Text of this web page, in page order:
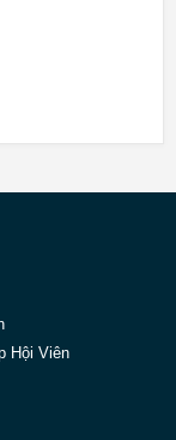
Hội Viên